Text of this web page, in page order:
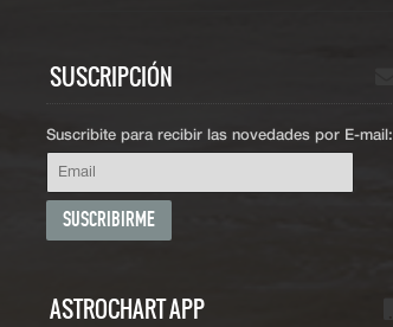
SUSCRIPCIÓN
Suscribite para recibir las novedades por E-mail:
ASTROCHART APP